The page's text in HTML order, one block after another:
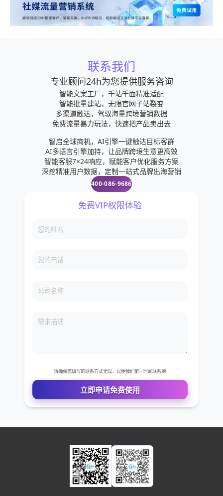
有钱的顾客提供一对一的服务。通过WhatsApp，各
品牌常常能够与顾客分享图片、视频、品牌短片和其
成交率高达80%。高档糖果店NordicKandie位于印度
首都新德里，其创始人TheaTammeleht高度赞扬
WhatsApp的作用：“由于WhatsApp能够让企业随时
随地发送报价单、产品图片以及物流状况等重要产品
信息，我们店里通过WhatsApp的成交率接近70%。
客户询问。特别是在周日的时候，收到的询问是最多
的，互动效果非常的好。”不仅是各个企业使用
WhatsApp，一些消费者也会使用WhatsApp以便做
出更好的决策。大部分消费者到店里试衣时，通常会
在购买之前把试衣图片发给亲朋好友看，听听亲朋好
之前必须经过客户的允许，否则会事与愿违，起不到
国家之一。在世界6亿WhatsApp用户中，有6500万
8600万的
联系我们
专业顾问24h为您提供服务咨询
智能文案工厂，千站千面精准适配
智能批量建站，无限官网子站裂变
多渠道触达，驾驭海量跨境营销数据
免费流量暴力玩法，快速把产品卖出去
智启全球商机，AI引擎一键触达目标客群
AI多语言引擎加持，让品牌跨境生意更高效
智能客服7×24响应，赋能客户优化服务方案
深挖精准用户数据，定制一站式品牌出海营销
400-086-9686
您的姓名
您的电话
立即申请免费使用